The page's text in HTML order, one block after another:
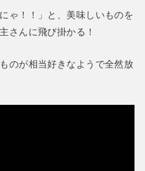
ゃ！！」と、美味しいものを
さんに飛び掛かる！
のが相当好きなようで全然放